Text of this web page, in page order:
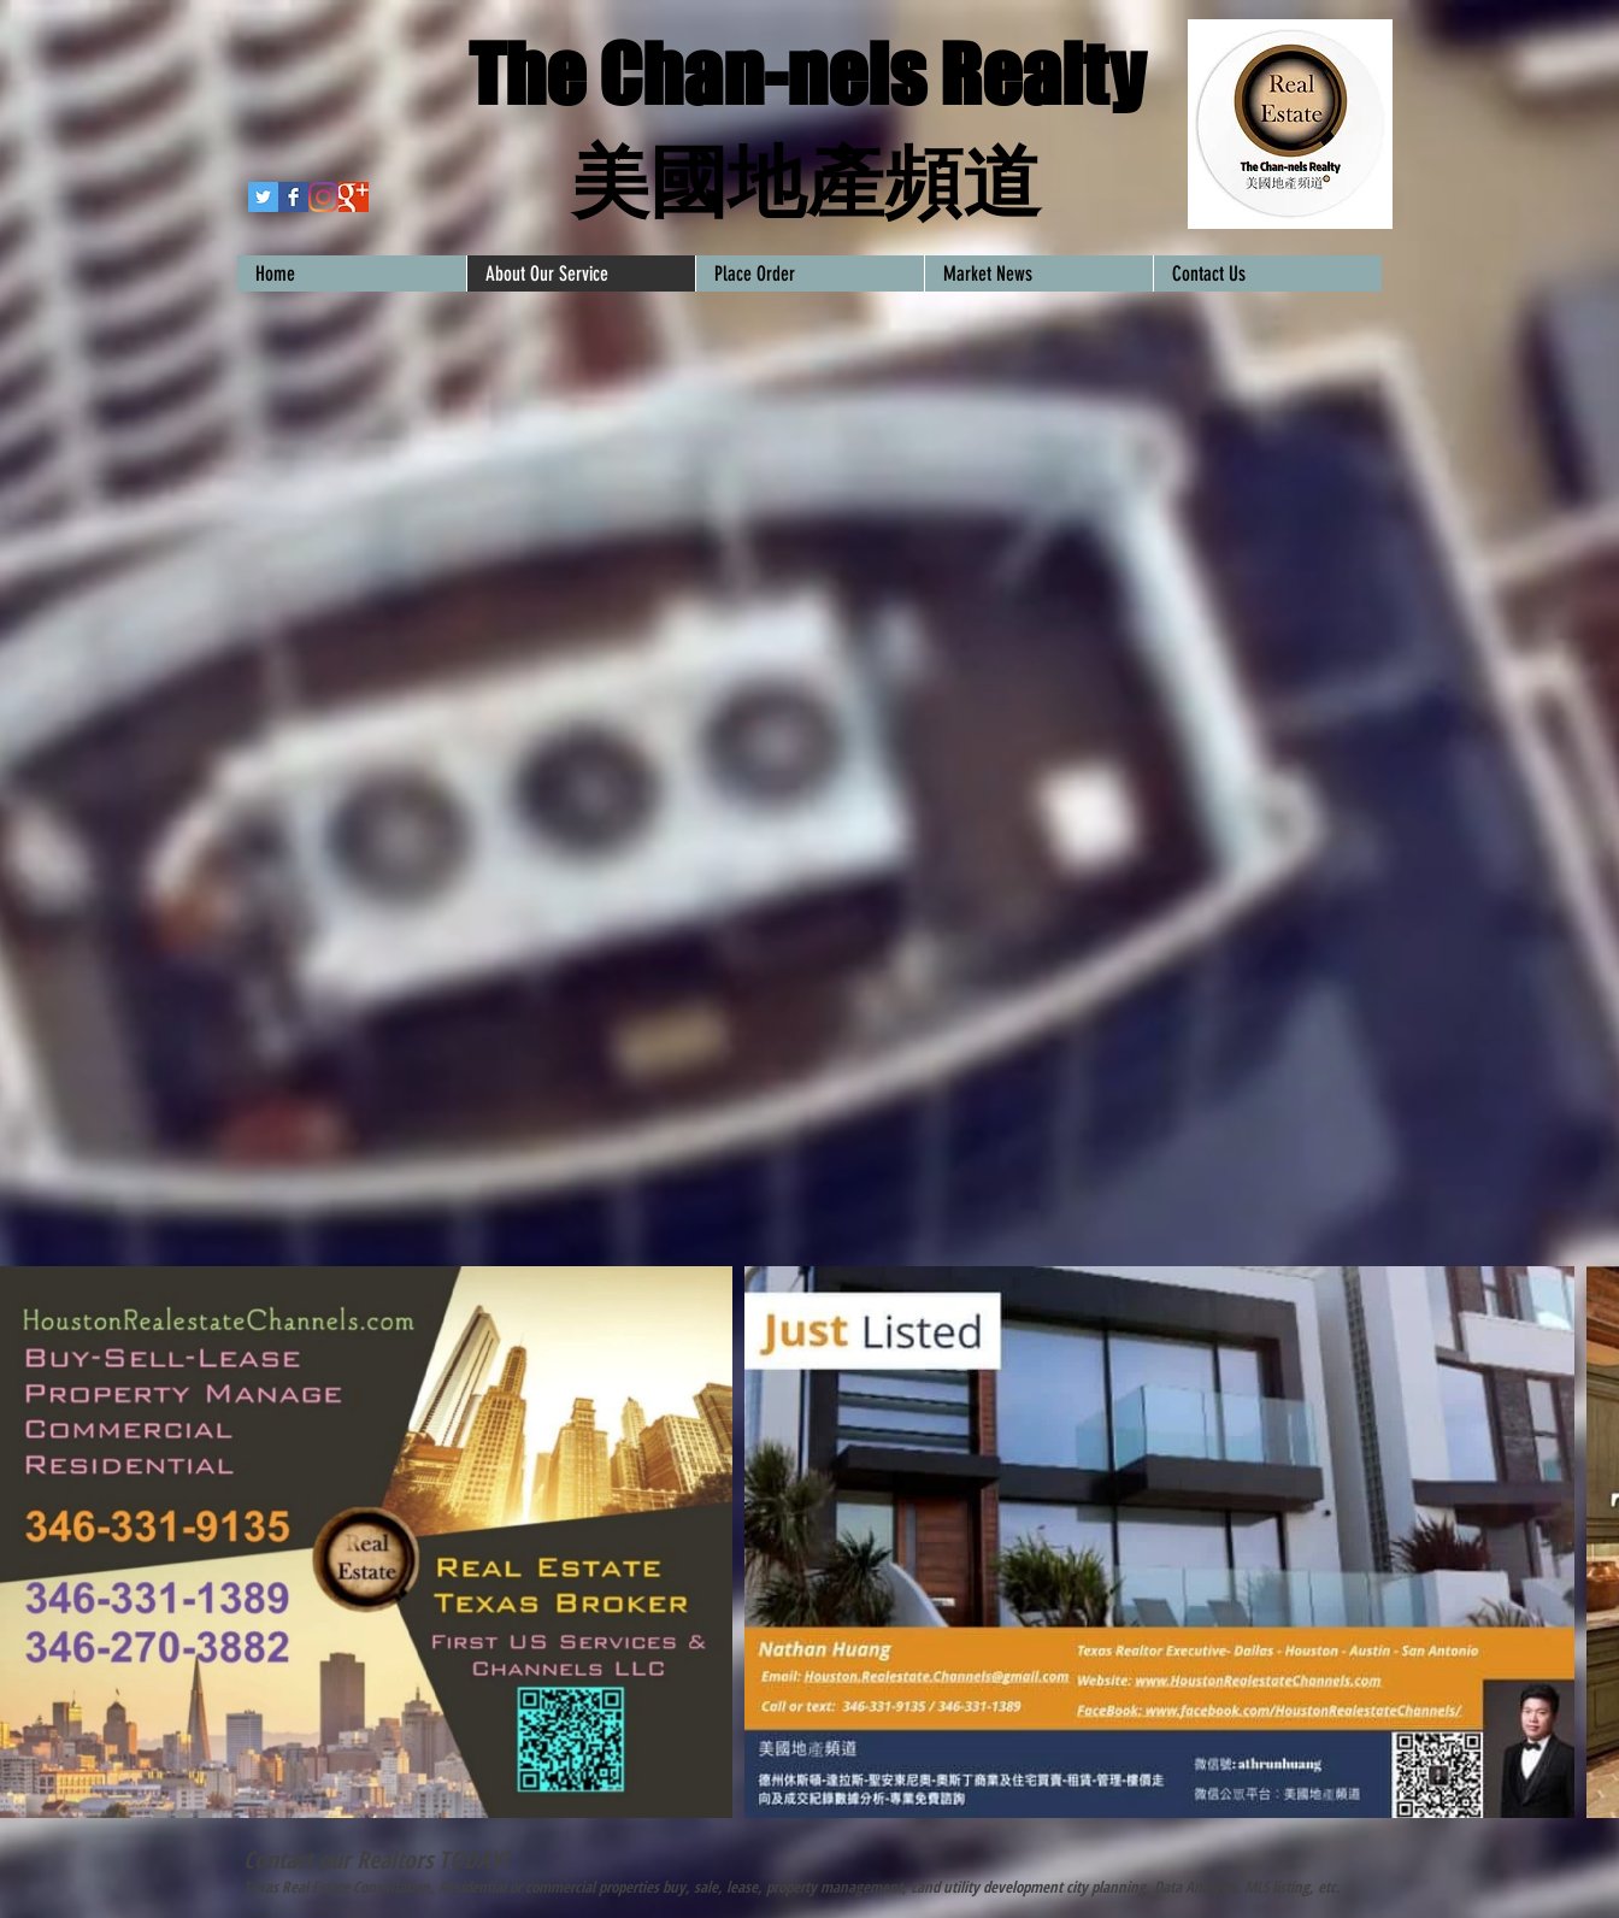
The Chan-nels Realty
​美國地產頻道
Home About Our Service Place Order Market News Contact Us
Contact our Realtors TODAY!
Texas Real Estate Consultation, Residential or commercial properties buy, sale, lease, property management, Land utility development city planning, Data Analysis, MLS listing, etc.